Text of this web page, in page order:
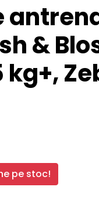
&
kg+,
pe stoc!